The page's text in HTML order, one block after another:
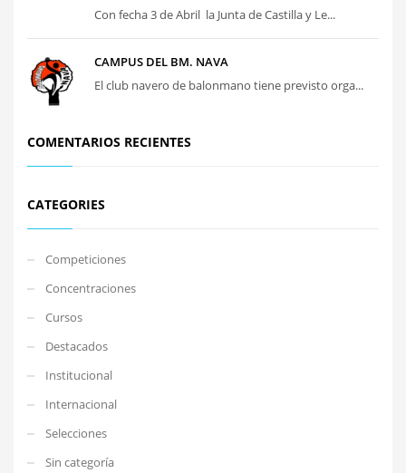
Con fecha 3 de Abril la Junta de Castilla y Le...
CAMPUS DEL BM. NAVA
El club navero de balonmano tiene previsto orga...
COMENTARIOS RECIENTES
CATEGORIES
Competiciones
Concentraciones
Cursos
Destacados
Institucional
Internacional
Selecciones
Sin categoría